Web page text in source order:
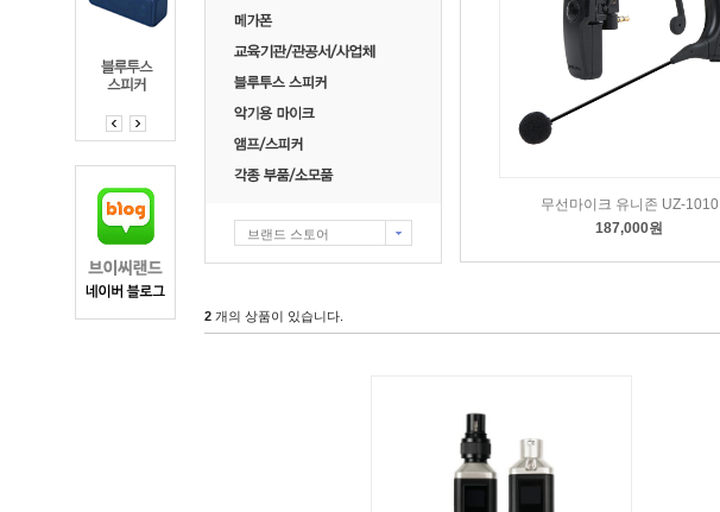
브랜드 스토어
무선마이크 유니존 UZ-1010
187,000원
2 개의 상품이 있습니다.